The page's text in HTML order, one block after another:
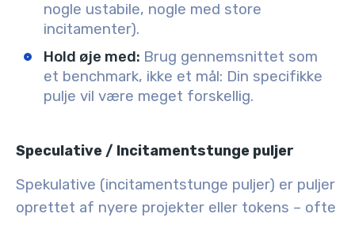
nogle ustabile, nogle med store
incitamenter).
Hold øje med: Brug gennemsnittet som
et benchmark, ikke et mål: Din specifikke
pulje vil være meget forskellig.
Speculative / Incitamentstunge puljer
Spekulative (incitamentstunge puljer) er puljer
oprettet af nyere projekter eller tokens – ofte